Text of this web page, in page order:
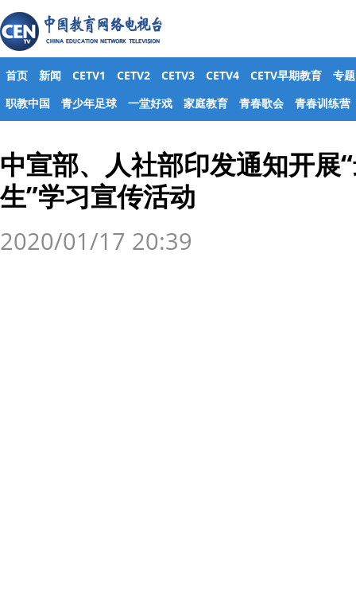
首页 新闻 CETV1 CETV2 CETV3 CETV4 CETV早期教育
专题
职教中国
青少年足球 一堂好戏 家庭教育 青春歌会 青春训练营
中宣部、人社部印发通知开展
生”学习宣传活动
2020/01/17 20:39